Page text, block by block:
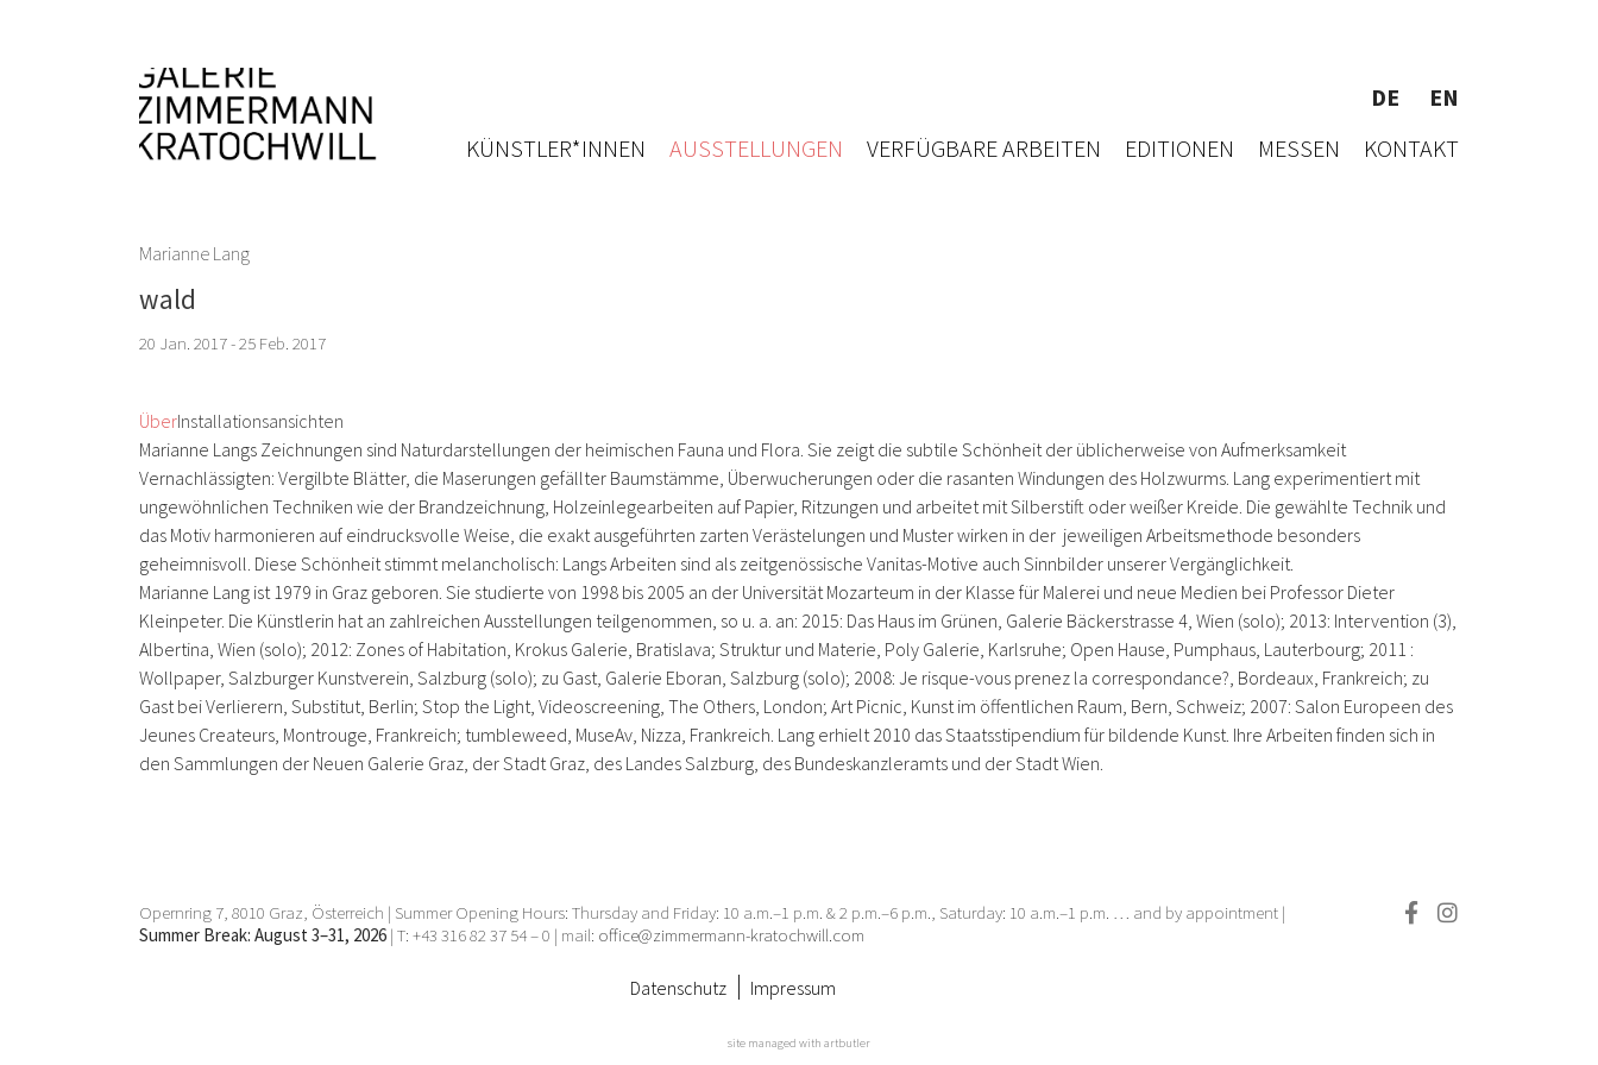
DE
EN
KÜNSTLER*INNEN
AUSSTELLUNGEN VERFÜGBARE ARBEITEN EDITIONEN MESSEN KONTAKT
Marianne Lang
wald
20 Jan. 2017 - 25 Feb. 2017
ÜberInstallationsansichten
Marianne Langs Zeichnungen sind Naturdarstellungen der heimischen Fauna und Flora. Sie zeigt die subtile Schönheit der üblicherweise von Aufmerksamkeit
Vernachlässigten: Vergilbte Blätter, die Maserungen gefällter Baumstämme, Überwucherungen oder die rasanten Windungen des Holzwurms. Lang experimentiert mit
ungewöhnlichen Techniken wie der Brandzeichnung, Holzeinlegearbeiten auf Papier, Ritzungen und arbeitet mit Silberstift oder weißer Kreide. Die gewählte Technik und
das Motiv harmonieren auf eindrucksvolle Weise, die exakt ausgeführten zarten Verästelungen und Muster wirken in der jeweiligen Arbeitsmethode besonders
geheimnisvoll. Diese Schönheit stimmt melancholisch: Langs Arbeiten sind als zeitgenössische Vanitas-Motive auch Sinnbilder unserer Vergänglichkeit.
Marianne Lang ist 1979 in Graz geboren. Sie studierte von 1998 bis 2005 an der Universität Mozarteum in der Klasse für Malerei und neue Medien bei Professor Dieter
Kleinpeter. Die Künstlerin hat an zahlreichen Ausstellungen teilgenommen, so u. a. an: 2015: Das Haus im Grünen, Galerie Bäckerstrasse 4, Wien (solo); 2013: Intervention (3),
Albertina, Wien (solo); 2012: Zones of Habitation, Krokus Galerie, Bratislava; Struktur und Materie, Poly Galerie, Karlsruhe; Open Hause, Pumphaus, Lauterbourg; 2011 :
Wollpaper, Salzburger Kunstverein, Salzburg (solo); zu Gast, Galerie Eboran, Salzburg (solo); 2008: Je risque-vous prenez la correspondance?, Bordeaux, Frank­reich; zu
Gast bei Verlierern, Substitut, Berlin; Stop the Light, Videoscreening, The Others, London; Art Picnic, Kunst im öffentlichen Raum, Bern, Schweiz; 2007: Salon Europeen des
Jeunes Createurs, Montrouge, Frankreich; tumbleweed, MuseAv, Nizza, Frankreich. Lang erhielt 2010 das Staats­stipendium für bildende Kunst. Ihre Arbeiten finden sich in
den Sammlungen der Neuen Galerie Graz, der Stadt Graz, des Landes Salzburg, des Bundeskanzleramts und der Stadt Wien.
Opernring 7, 8010 Graz, Österreich | Summer Opening Hours: Thursday and Friday: 10 a.m.–1 p.m. & 2 p.m.–6 p.m., Saturday: 10 a.m.–1 p.m. … and by appointment |
Summer Break: August 3–31, 2026 | T: +43 316 82 37 54 – 0 | mail: office@zimmermann-kratochwill.com
Datenschutz Impressum
site managed with artbutler